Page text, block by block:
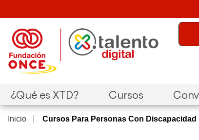
Navegación principal
¿Qué es XTD? Cursos
Inicio Cursos Para Personas Con Discapacidad